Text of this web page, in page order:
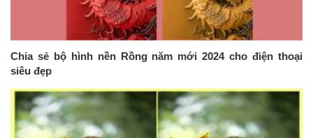
Chia sẻ bộ hình nền Rồng năm mới 2024 cho điện thoại
siêu đẹp